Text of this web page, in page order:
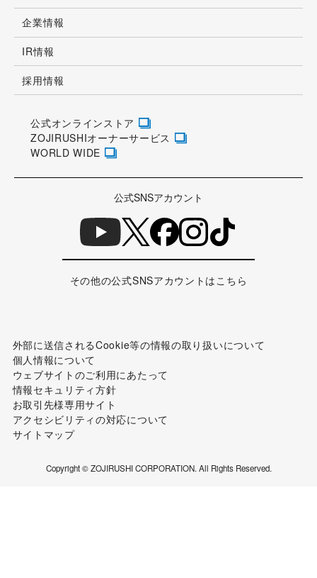
企業情報
IR情報
採用情報
公式オンラインストア
ZOJIRUSHIオーナーサービス
WORLD WIDE
公式SNSアカウント
その他の公式SNSアカウントはこちら
外部に送信されるCookie等の情報の取り扱いについて
個人情報について
ウェブサイトのご利用にあたって
情報セキュリティ方針
お取引先様専用サイト
アクセシビリティの対応について
サイトマップ
Copyright © ZOJIRUSHI CORPORATION. All Rights Reserved.